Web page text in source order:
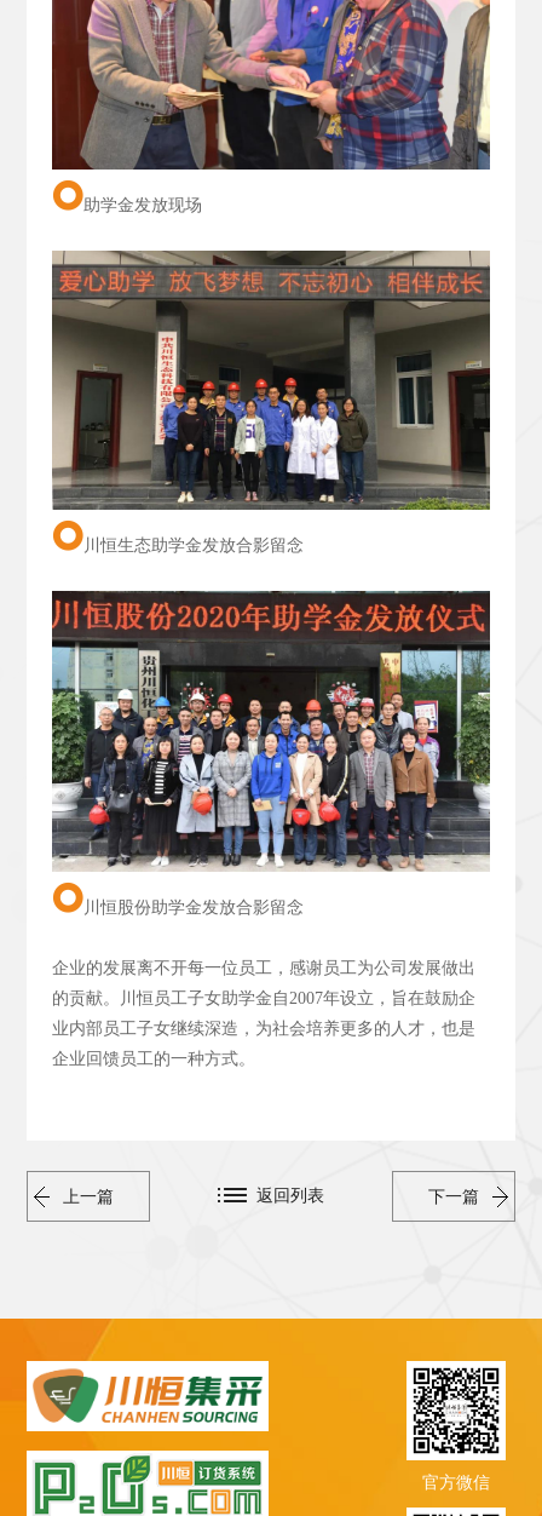
助学金发放现场
川恒生态助学金发放合影留念
川恒股份助学金发放合影留念
企业的发展离不开每一位员工，感谢员工为公司发展做出
的贡献。川恒员工子女助学金自2007年设立，旨在鼓励企
业内部员工子女继续深造，为社会培养更多的人才，也是
企业回馈员工的一种方式。
上一篇 下一篇
返回列表
官方微信